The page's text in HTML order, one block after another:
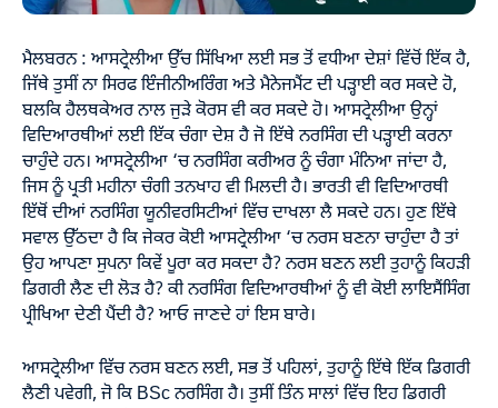
ਮੈਲਬਰਨ : ਆਸਟ੍ਰੇਲੀਆ ਉੱਚ ਸਿੱਖਿਆ ਲਈ ਸਭ ਤੋਂ ਵਧੀਆ ਦੇਸ਼ਾਂ ਵਿੱਚੋਂ ਇੱਕ ਹੈ,
ਜਿੱਥੇ ਤੁਸੀਂ ਨਾ ਸਿਰਫ ਇੰਜੀਨੀਅਰਿੰਗ ਅਤੇ ਮੈਨੇਜਮੈਂਟ ਦੀ ਪੜ੍ਹਾਈ ਕਰ ਸਕਦੇ ਹੋ,
ਬਲਕਿ ਹੈਲਥਕੇਅਰ ਨਾਲ ਜੁੜੇ ਕੋਰਸ ਵੀ ਕਰ ਸਕਦੇ ਹੋ। ਆਸਟ੍ਰੇਲੀਆ ਉਨ੍ਹਾਂ
ਵਿਦਿਆਰਥੀਆਂ ਲਈ ਇੱਕ ਚੰਗਾ ਦੇਸ਼ ਹੈ ਜੋ ਇੱਥੇ ਨਰਸਿੰਗ ਦੀ ਪੜ੍ਹਾਈ ਕਰਨਾ
ਚਾਹੁੰਦੇ ਹਨ। ਆਸਟ੍ਰੇਲੀਆ ‘ਚ ਨਰਸਿੰਗ ਕਰੀਅਰ ਨੂੰ ਚੰਗਾ ਮੰਨਿਆ ਜਾਂਦਾ ਹੈ,
ਜਿਸ ਨੂੰ ਪ੍ਰਤੀ ਮਹੀਨਾ ਚੰਗੀ ਤਨਖਾਹ ਵੀ ਮਿਲਦੀ ਹੈ। ਭਾਰਤੀ ਵੀ ਵਿਦਿਆਰਥੀ
ਇੱਥੋਂ ਦੀਆਂ ਨਰਸਿੰਗ ਯੂਨੀਵਰਸਿਟੀਆਂ ਵਿੱਚ ਦਾਖਲਾ ਲੈ ਸਕਦੇ ਹਨ। ਹੁਣ ਇੱਥੇ
ਸਵਾਲ ਉੱਠਦਾ ਹੈ ਕਿ ਜੇਕਰ ਕੋਈ ਆਸਟ੍ਰੇਲੀਆ ‘ਚ ਨਰਸ ਬਣਨਾ ਚਾਹੁੰਦਾ ਹੈ ਤਾਂ
ਉਹ ਆਪਣਾ ਸੁਪਨਾ ਕਿਵੇਂ ਪੂਰਾ ਕਰ ਸਕਦਾ ਹੈ? ਨਰਸ ਬਣਨ ਲਈ ਤੁਹਾਨੂੰ ਕਿਹੜੀ
ਡਿਗਰੀ ਲੈਣ ਦੀ ਲੋੜ ਹੈ? ਕੀ ਨਰਸਿੰਗ ਵਿਦਿਆਰਥੀਆਂ ਨੂੰ ਵੀ ਕੋਈ ਲਾਇਸੈਂਸਿੰਗ
ਪ੍ਰੀਖਿਆ ਦੇਣੀ ਪੈਂਦੀ ਹੈ? ਆਓ ਜਾਣਦੇ ਹਾਂ ਇਸ ਬਾਰੇ।
ਆਸਟ੍ਰੇਲੀਆ ਵਿੱਚ ਨਰਸ ਬਣਨ ਲਈ, ਸਭ ਤੋਂ ਪਹਿਲਾਂ, ਤੁਹਾਨੂੰ ਇੱਥੇ ਇੱਕ ਡਿਗਰੀ
ਲੈਣੀ ਪਵੇਗੀ, ਜੋ ਕਿ BSc ਨਰਸਿੰਗ ਹੈ। ਤੁਸੀਂ ਤਿੰਨ ਸਾਲਾਂ ਵਿੱਚ ਇਹ ਡਿਗਰੀ